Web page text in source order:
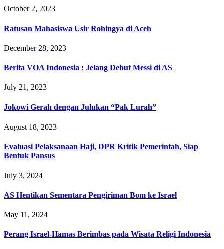
October 2, 2023
Ratusan Mahasiswa Usir Rohingya di Aceh
December 28, 2023
Berita VOA Indonesia : Jelang Debut Messi di AS
July 21, 2023
Jokowi Gerah dengan Julukan “Pak Lurah”
August 18, 2023
Evaluasi Pelaksanaan Haji, DPR Kritik Pemerintah, Siap
Bentuk Pansus
July 3, 2024
AS Hentikan Sementara Pengiriman Bom ke Israel
May 11, 2024
Perang Israel-Hamas Berimbas pada Wisata Religi Indonesia